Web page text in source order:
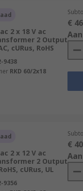
2 x 18 V ac
2 Output
cURus, RoHS
9438
RKD 60/2x18
€
2 x 12 V ac
2 Output
cURus, UL
9356
€